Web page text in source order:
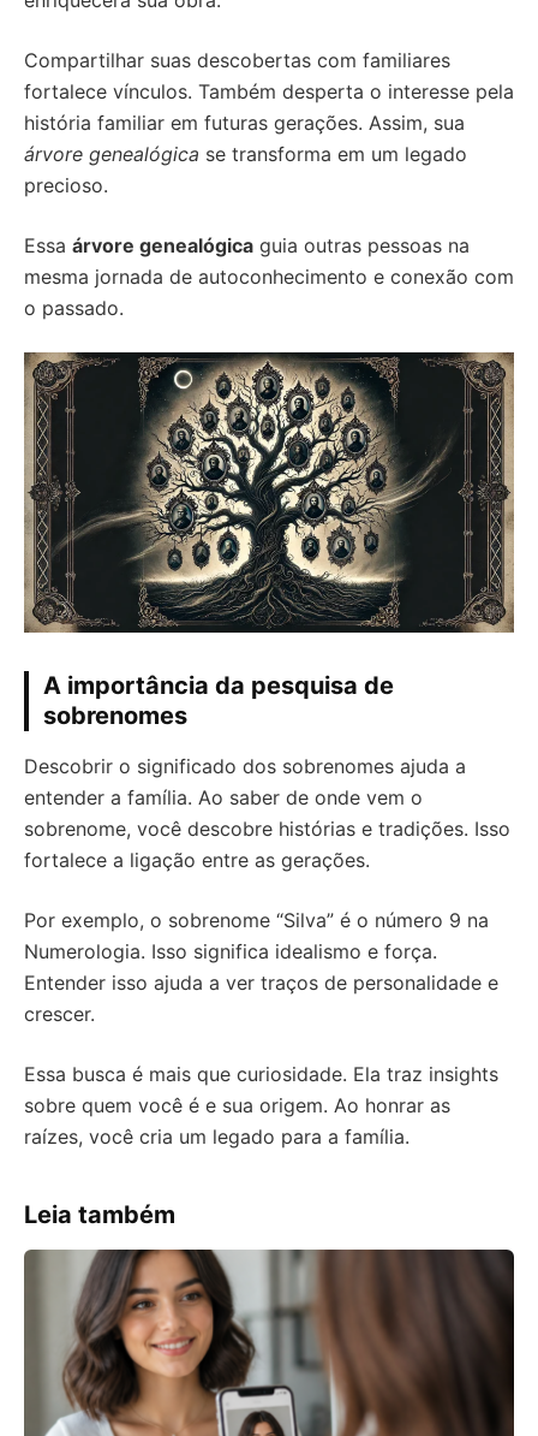
Compartilhar suas descobertas com familiares
fortalece vínculos. Também desperta o interesse pela
história familiar em futuras gerações. Assim, sua
árvore genealógica se transforma em um legado
precioso.
Essa árvore genealógica guia outras pessoas na
mesma jornada de autoconhecimento e conexão com
o passado.
A importância da pesquisa de
sobrenomes
Descobrir o significado dos sobrenomes ajuda a
entender a família. Ao saber de onde vem o
sobrenome, você descobre histórias e tradições. Isso
fortalece a ligação entre as gerações.
Por exemplo, o sobrenome “Silva” é o número 9 na
Numerologia. Isso significa idealismo e força.
Entender isso ajuda a ver traços de personalidade e
crescer.
Essa busca é mais que curiosidade. Ela traz insights
sobre quem você é e sua origem. Ao honrar as
raízes, você cria um legado para a família.
Leia também